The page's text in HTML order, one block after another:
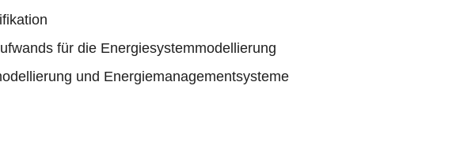
für die Energiesystemmodellierung
und Energiemanagementsysteme